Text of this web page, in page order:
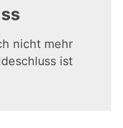
nicht mehr
ist